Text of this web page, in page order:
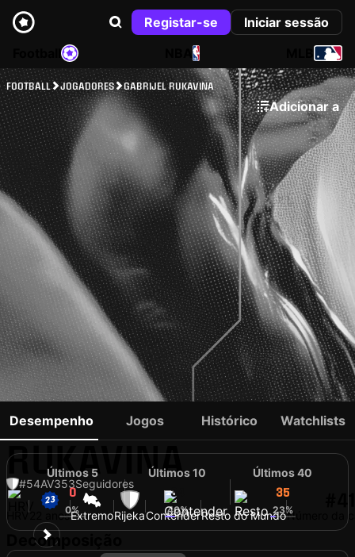
Registar-se
Iniciar sessão
NBA
FOOTBALL JOGADORES GABRIJEL RUKAVINA
Adicionar a
GABRIJEL
RUKAVINA
#54AV353Seguidores
22 anosExtremoRijekaContenderResto do MundoNúmero da
Desempenho Jogos Histórico Watchlists
Últimos 5
0
0%
Últimos 10
34
40%
Últimos 40
35
23%
Decomposição